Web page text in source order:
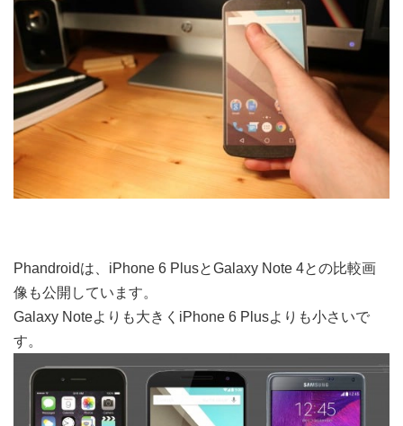
Phandroidは、iPhone 6 PlusとGalaxy Note 4との比較画
像も公開しています。
Galaxy Noteよりも大きくiPhone 6 Plusよりも小さいで
す。